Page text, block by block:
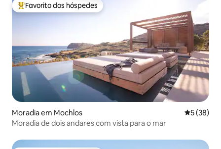
Favoritos dos hóspedes mais apreciados
Favorito dos hóspedes
Moradia em Mochlos
5 (38)
Moradia de dois andares com vista para o mar